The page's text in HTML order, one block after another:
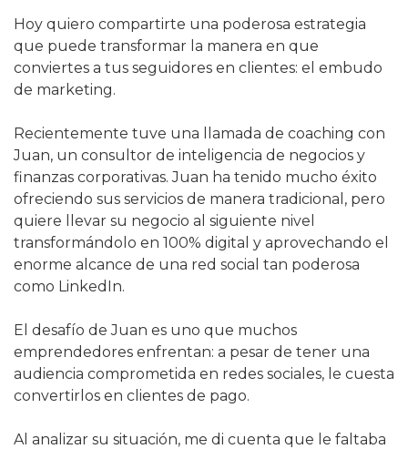
Hoy quiero compartirte una poderosa estrategia
que puede transformar la manera en que
conviertes a tus seguidores en clientes: el embudo
de marketing.
Recientemente tuve una llamada de coaching con
Juan, un consultor de inteligencia de negocios y
finanzas corporativas. Juan ha tenido mucho éxito
ofreciendo sus servicios de manera tradicional, pero
quiere llevar su negocio al siguiente nivel
transformándolo en 100% digital y aprovechando el
enorme alcance de una red social tan poderosa
como LinkedIn.
El desafío de Juan es uno que muchos
emprendedores enfrentan: a pesar de tener una
audiencia comprometida en redes sociales, le cuesta
convertirlos en clientes de pago.
Al analizar su situación, me di cuenta que le faltaba